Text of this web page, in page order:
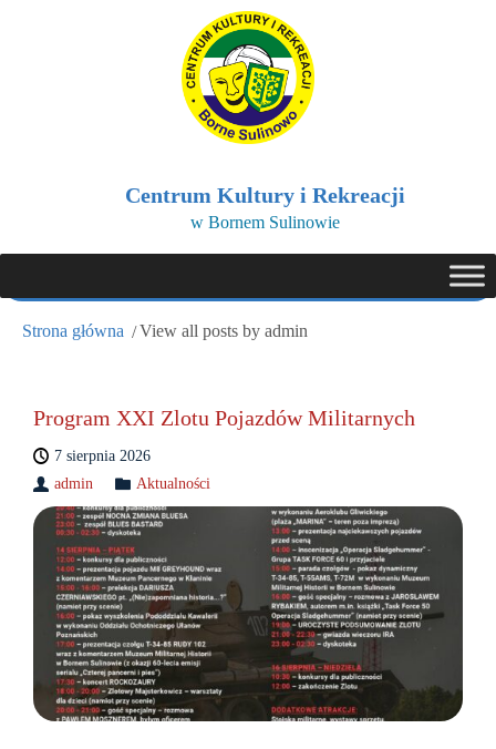
Centrum Kultury i Rekreacji
w Bornem Sulinowie
Strona główna View all posts by admin
Program XXI Zlotu Pojazdów Militarnych
7 sierpnia 2026
admin
Aktualności